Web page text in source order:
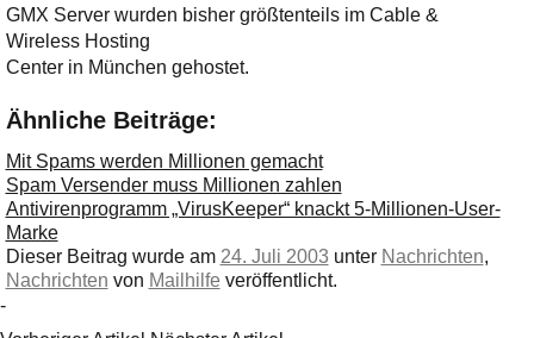
GMX Server wurden bisher größtenteils im Cable &
Wireless Hosting
Center in München gehostet.
Ähnliche Beiträge:
Mit Spams werden Millionen gemacht
Spam Versender muss Millionen zahlen
Antivirenprogramm „VirusKeeper“ knackt 5-Millionen-User-
Marke
Dieser Beitrag wurde am 24. Juli 2003 unter Nachrichten,
Nachrichten von Mailhilfe veröffentlicht.
-